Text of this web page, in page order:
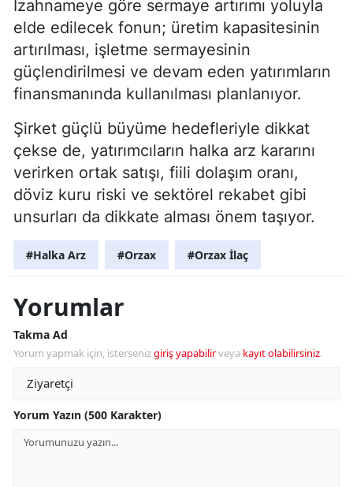
İzahnameye göre sermaye artırımı yoluyla
elde edilecek fonun; üretim kapasitesinin
artırılması, işletme sermayesinin
güçlendirilmesi ve devam eden yatırımların
finansmanında kullanılması planlanıyor.
Şirket güçlü büyüme hedefleriyle dikkat
çekse de, yatırımcıların halka arz kararını
verirken ortak satışı, fiili dolaşım oranı,
döviz kuru riski ve sektörel rekabet gibi
unsurları da dikkate alması önem taşıyor.
#Halka Arz #Orzax #Orzax İlaç
Yorumlar
Takma Ad
Yorum yapmak için, istersenizgiriş yapabilirveya kayıt olabilirsiniz.
Yorum Yazın (500 Karakter)